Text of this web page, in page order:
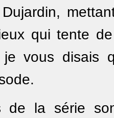
qui tente
je vous disais
de la série